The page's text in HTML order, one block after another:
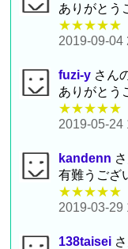
ありがとう
★★★★★
2019-09-04
fuzi-y さん
ありがとう
★★★★★
2019-05-24
kandenn
有難うござ
★★★★★
2019-03-29
138taisei